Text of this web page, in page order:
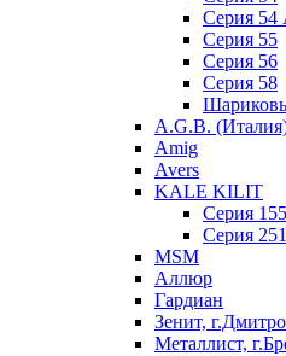
Серия 54
Серия 55
Серия 56
Серия 58
A.G.B.
Amig
Avers
KALE KILIT
Серия 155
Серия 251
MSM
Аллюр
Гардиан
Зенит,
Металлист,